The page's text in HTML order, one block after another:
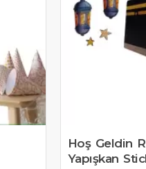
Hoş Geldin
Yapışkan